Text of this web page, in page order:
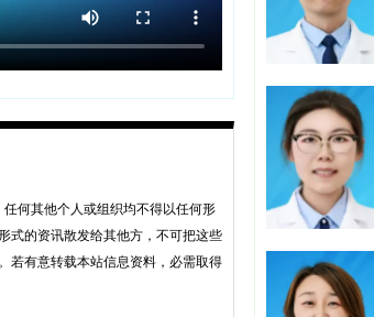
何其他个人或组织均不得以任何形
式的资讯散发给其他方，不可把这些
若有意转载本站信息资料，必需取得